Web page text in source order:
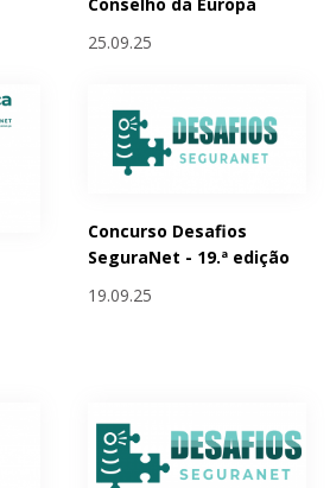
25.09.25
Concurso Desafios
SeguraNet - 19.ª edição
19.09.25